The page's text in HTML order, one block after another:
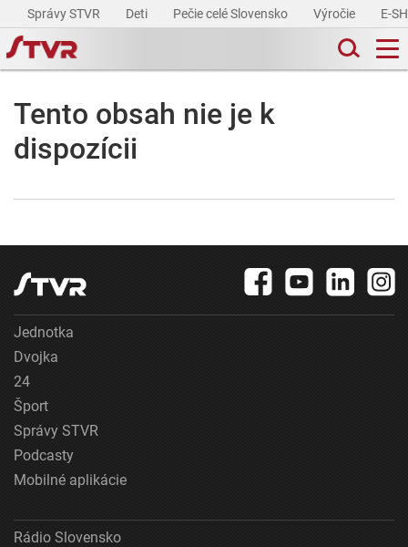
Správy STVR Deti Pečie celé Slovensko Výročie E-
Tento obsah nie je k
dispozícii
Jednotka
Dvojka
24
Šport
Správy STVR
Podcasty
Mobilné aplikácie
Rádio Slovensko